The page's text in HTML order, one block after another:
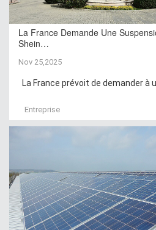
La France Demande Une
Shein…
Nov 25,2025
La France prévoit de demander à
Entreprise